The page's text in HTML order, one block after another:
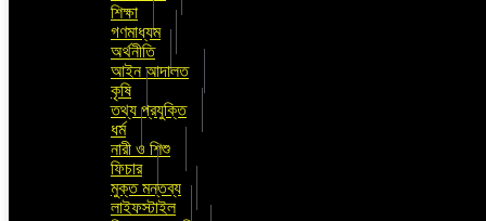
শিক্ষা
গণমাধ্যম
অর্থনীতি
আইন আদালত
কৃষি
তথ্য প্রযুক্তি
ধর্ম
নারী ও শিশু
ফিচার
মুক্ত মন্তব্য
লাইফস্টাইল